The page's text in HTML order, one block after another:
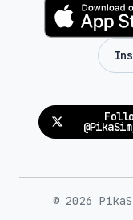
© 2026